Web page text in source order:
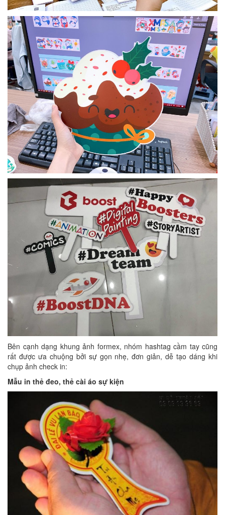
Bên cạnh dạng khung ảnh formex, nhóm hashtag cầm tay cũng
rất được ưa chuộng bởi sự gọn nhẹ, đơn giản, dễ tạo dáng khi
chụp ảnh check in:
Mẫu in thẻ đeo, thẻ cài áo sự kiện